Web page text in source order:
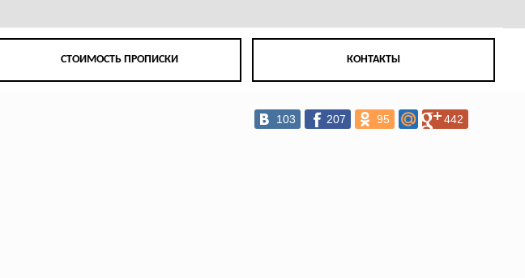
СТОИМОСТЬ ПРОПИСКИ КОНТАКТЫ
103 207 95 442